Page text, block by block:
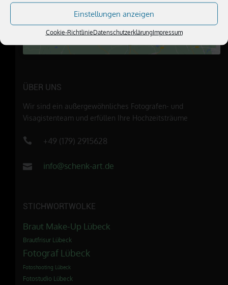
Einstellungen anzeigen
Cookie-RichtlinieDatenschutzerklärungImpressum
ÜBER UNS
Wir sind ein außergewöhnliches Fotografen- und
Visagistenteam und erfüllen Ihre Hochzeitsträume
+49 (179) 2915628
info@schenk-art.de
STICHWORTWOLKE
Braut Make-Up Lübeck
Brautfrisur Lübeck
Fotograf Lübeck
Fotoshooting Lübeck
Fotostudio Lübeck